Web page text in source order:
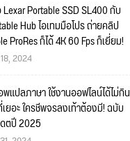
Portable SSD SL400 กับ
Hub ไอเทมมือโปร ถ่ายคลิป
ProRes ก็ได้ 4K 60 Fps ก็เยี่ยม!
2024
แปลภาษา ใช้งานออฟไลน์ได้ไม่กิน
ยอะ ใครชีพจรลงเท้าต้องมี! ฉบับ
ตปี 2025